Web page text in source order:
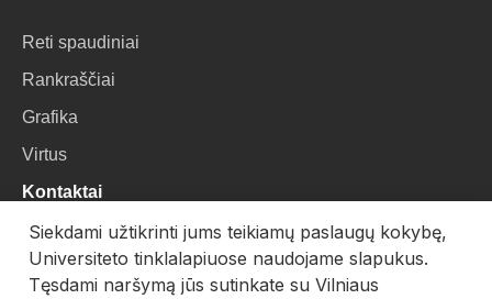
Reti spaudiniai
Rankraščiai
Grafika
Virtus
Kontaktai
VU Biblioteka
Universiteto g. 3, LT-01122, Vilnius
Siekdami užtikrinti jums teikiamų paslaugų kokybę,
Universiteto tinklalapiuose naudojame slapukus.
Tęsdami naršymą jūs sutinkate su Vilniaus